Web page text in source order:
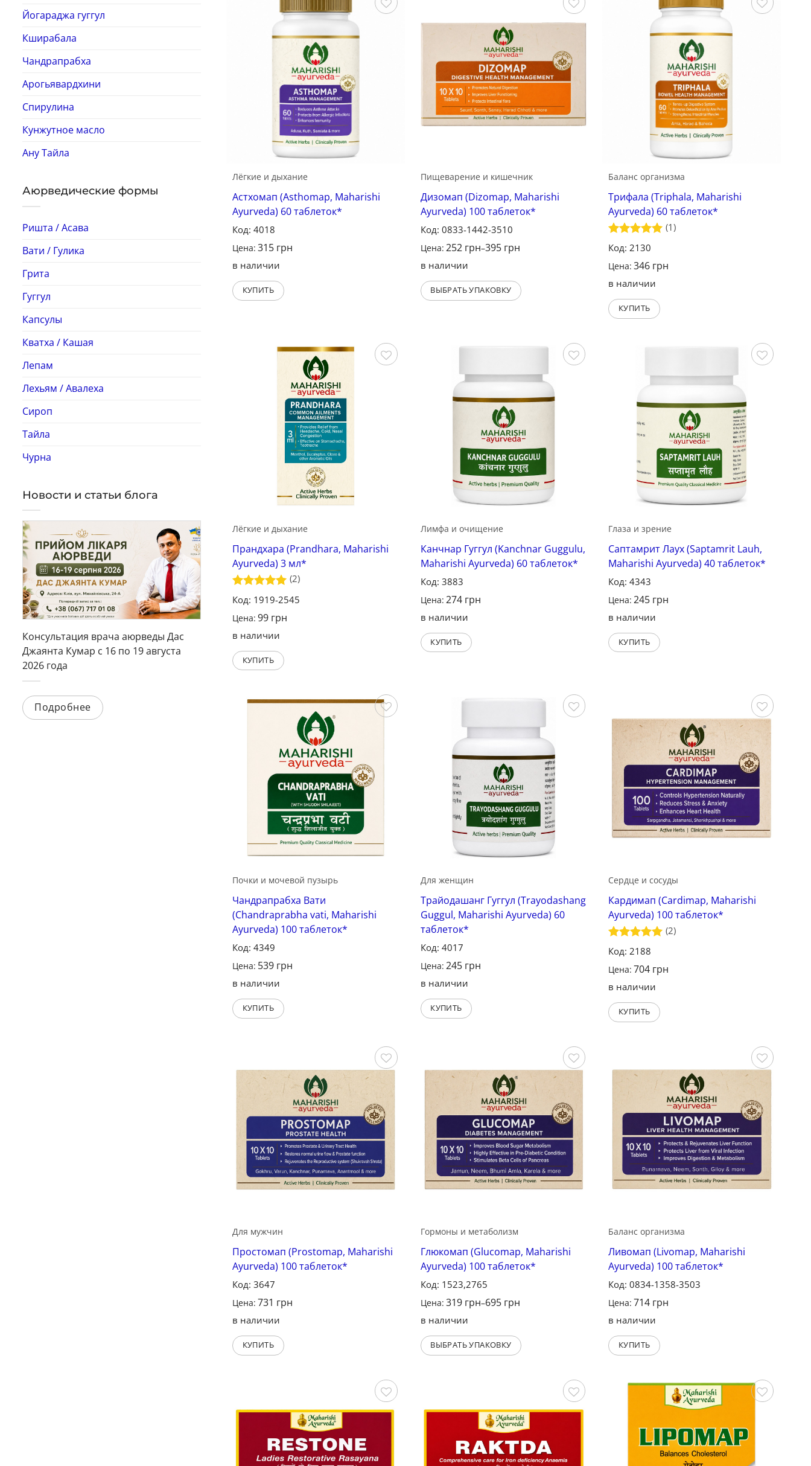
Йогараджа гуггул
Кширабала
Чандрапрабха
Арогьявардхини
Спирулина
Кунжутное масло
Ану Тайла
Аюрведические формы
Ришта / Асава
Вати / Гулика
Грита
Гуггул
Капсулы
Кватха / Кашая
Лепам
Лехьям / Авалеха
Сироп
Тайла
Чурна
Новости и статьи блога
Консультация врача аюрведы Дас
Джаянта Кумар с 16 по 19 августа
2026 года
Подробнее
Сохранить
Лёгкие и дыхание
Астхомап (Asthomap, Maharishi
Ayurveda) 60 таблеток*
Код: 4018
Цена: 315 грн
в наличии
КУПИТЬ
Сохранить
Пищеварение и кишечник
Дизомап (Dizomap, Maharishi
Ayurveda) 100 таблеток*
Код: 0833-1442-3510
Цена: 252 грн–395 грн
в наличии
ВЫБРАТЬ УПАКОВКУ
Сохранить
Баланс организма
Трифала (Triphala, Maharishi
Ayurveda) 60 таблеток*
Оценка5
из 5
(1)
Код: 2130
Цена: 346 грн
в наличии
КУПИТЬ
Лёгкие и дыхание
Прандхара (Prandhara, Maharishi
Ayurveda) 3 мл*
Оценка5
из 5
(2)
Код: 1919-2545
Цена: 99 грн
в наличии
КУПИТЬ
Сохранить
Лимфа и очищение
Канчнар Гуггул (Kanchnar Guggulu,
Maharishi Ayurveda) 60 таблеток*
Код: 3883
Цена: 274 грн
в наличии
КУПИТЬ
Сохранить
Глаза и зрение
Саптамрит Лаух (Saptamrit Lauh,
Maharishi Ayurveda) 40 таблеток*
Код: 4343
Цена: 245 грн
в наличии
КУПИТЬ
Почки и мочевой пузырь
Чандрапрабха Вати
(Chandraprabha vati, Maharishi
Ayurveda) 100 таблеток*
Код: 4349
Цена: 539 грн
в наличии
КУПИТЬ
Сохранить
Для женщин
Трайодашанг Гуггул (Trayodashang
Guggul, Maharishi Ayurveda) 60
таблеток*
Код: 4017
Цена: 245 грн
в наличии
КУПИТЬ
Сохранить
Сердце и сосуды
Кардимап (Cardimap, Maharishi
Ayurveda) 100 таблеток*
Оценка5
из 5
(2)
Код: 2188
Цена: 704 грн
в наличии
КУПИТЬ
Сохранить
Для мужчин
Простомап (Prostomap, Maharishi
Ayurveda) 100 таблеток*
Код: 3647
Цена: 731 грн
в наличии
КУПИТЬ
Сохранить
Гормоны и метаболизм
Глюкомап (Glucomap, Maharishi
Ayurveda) 100 таблеток*
Код: 1523,2765
Цена: 319 грн–695 грн
в наличии
ВЫБРАТЬ УПАКОВКУ
Сохранить
Баланс организма
Ливомап (Livomap, Maharishi
Ayurveda) 100 таблеток*
Код: 0834-1358-3503
Цена: 714 грн
в наличии
КУПИТЬ
Сохранить Сохранить